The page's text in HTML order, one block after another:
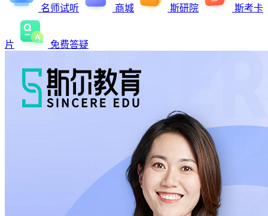
名师试听 商城 斯研院 斯考卡
片 免费答疑